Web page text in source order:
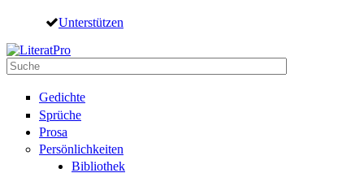
Direkt zum Inhalt
Unterstützen
Suche
Gedichte
Sprüche
Prosa
Persönlichkeiten
Bibliothek